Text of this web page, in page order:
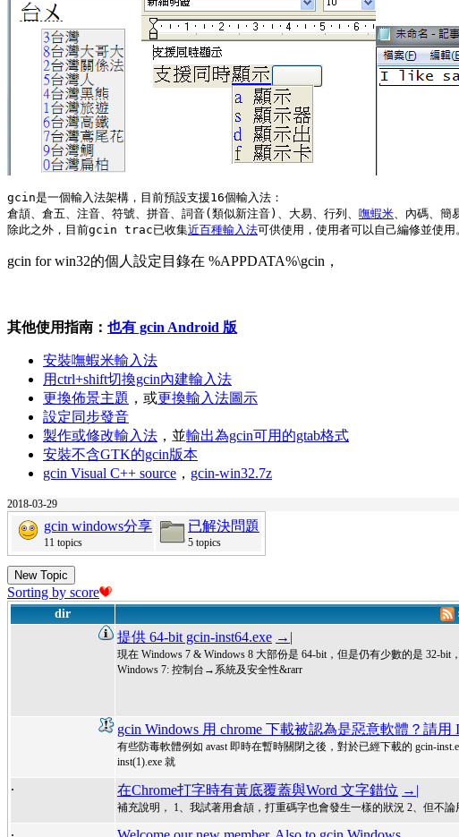
gcin是一個輸入法架構，目前預設支援16個輸入法：
倉頡、倉五、注音、符號、拼音、詞音(類似新注音)、大易、行列、 嘸蝦米、內碼、簡
除此之外，目前gcin trac已收集近百種輸入法
gcin for win32的個人設定目錄在 %APPDATA%\gcin，
其他使用指南： 也有 gcin Android 版
安裝嘸蝦米輸入法
用ctrl+shift切換gcin內建輸入法
更換佈景主題 ，或更換輸入法圖示
設定同步發音
製作或修改輸入法 ，並輸出為gcin可用的gtab格式
安裝不含GTK的gcin版本
gcin Visual C++ source ， gcin-win32.7z
2018-03-29
gcin windows分享
11 topics
已解決問題
5 topics
New Topic
Sorting by score
dir
提供 64-bit gcin-inst64.exe →|
現在 Windows 7 & Windows 8 大部份是 64-bit，但是仍有少數的是 32-bit
Windows 7: 控制台→系統及安全性&rarr
gcin Windows 用 chrome 下載被認為是惡意軟體？請用
有些防毒軟體例如 avast 即時在暫時關閉之後，對於已經下載的 gcin-
inst(1).exe 就
. 在Chrome打字時有黃底覆蓋與Word 文字錯位 →|
補充說明， 1、我試著用倉頡，打重碼字也會發生一樣的狀況 2、但不
.